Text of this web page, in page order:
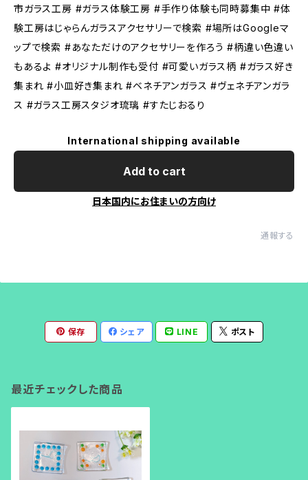
市ガラス工房 #ガラス体験工房 #手作り体験も同時募集中 #体
験工房はじゃらんガラスアクセサリーで検索 #場所はGoogleマ
ップで検索 #あなただけのアクセサリーを作ろう #柄違い色違い
もあるよ #オリジナル制作も受付 #可愛いガラス柄 #ガラス好き
集まれ #小皿好き集まれ #ベネチアンガラス #ヴェネチアンガラ
ス #ガラス工房スタジオ琉璃 #すたじおるり
International shipping available
Add to cart
日本国内にお住まいの方向け
通報する
保存 シェア LINE ポスト
最近チェックした商品